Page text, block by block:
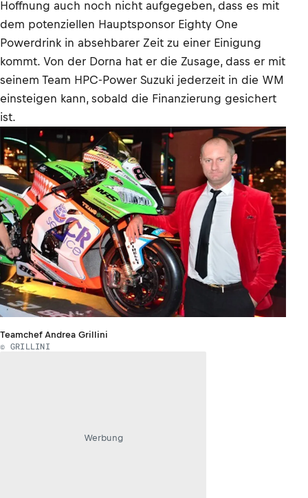
Hoffnung auch noch nicht aufgegeben, dass es mit
dem potenziellen Hauptsponsor Eighty One
Powerdrink in absehbarer Zeit zu einer Einigung
kommt. Von der Dorna hat er die Zusage, dass er mit
seinem Team HPC-Power Suzuki jederzeit in die WM
einsteigen kann, sobald die Finanzierung gesichert
ist.
Teamchef Andrea Grillini
© GRILLINI
Werbung